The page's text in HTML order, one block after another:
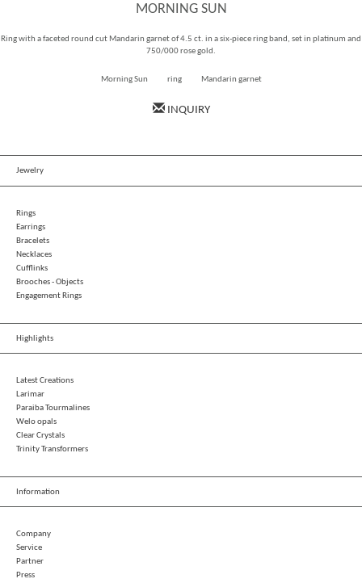
MORNING SUN
Ring with a faceted round cut Mandarin garnet of 4.5 ct. in a six-piece ring band, set in platinum and
750/000 rose gold.
Morning Sun ring Mandarin garnet
INQUIRY
Jewelry
Rings
Earrings
Bracelets
Necklaces
Cufflinks
Brooches - Objects
Engagement Rings
Highlights
Latest Creations
Larimar
Paraiba Tourmalines
Welo opals
Clear Crystals
Trinity Transformers
Information
Company
Service
Partner
Press